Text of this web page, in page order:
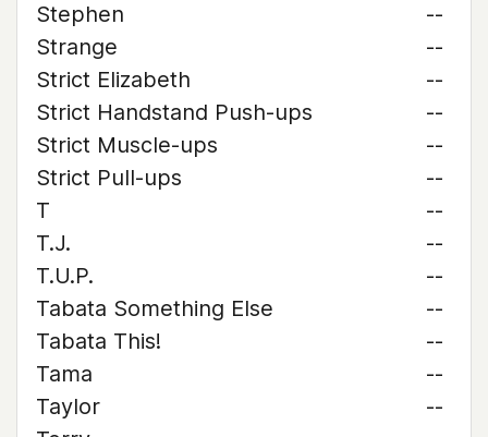
Stephen
--
Strange
--
Strict Elizabeth
--
Strict Handstand Push-ups
--
Strict Muscle-ups
--
Strict Pull-ups
--
T
--
T.J.
--
T.U.P.
--
Tabata Something Else
--
Tabata This!
--
Tama
--
Taylor
--